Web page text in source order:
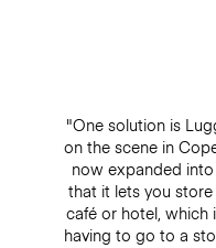
"One solution is
on the scene in
now expanded
that it lets you
café or hotel, which
having to go to a